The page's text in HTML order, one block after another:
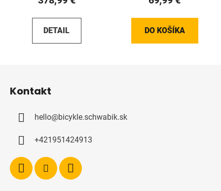
DETAIL DO KOŠÍKA
Kontakt
hello@bicykle.schwabik.sk
+421951424913